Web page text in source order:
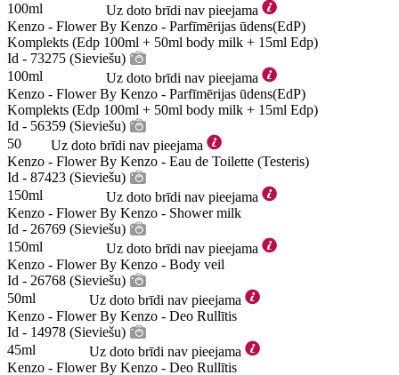
100ml
Uz doto brīdi nav pieejama
Kenzo - Flower By Kenzo - Parfīmērijas ūdens(EdP)
Komplekts (Edp 100ml + 50ml body milk + 15ml Edp)
Id - 73275 (Sieviešu)
100ml
Uz doto brīdi nav pieejama
Kenzo - Flower By Kenzo - Parfīmērijas ūdens(EdP)
Komplekts (Edp 100ml + 50ml body milk + 15ml Edp)
Id - 56359 (Sieviešu)
50
Uz doto brīdi nav pieejama
Kenzo - Flower By Kenzo - Eau de Toilette (Testeris)
Id - 87423 (Sieviešu)
150ml
Uz doto brīdi nav pieejama
Kenzo - Flower By Kenzo - Shower milk
Id - 26769 (Sieviešu)
150ml
Uz doto brīdi nav pieejama
Kenzo - Flower By Kenzo - Body veil
Id - 26768 (Sieviešu)
50ml
Uz doto brīdi nav pieejama
Kenzo - Flower By Kenzo - Deo Rullītis
Id - 14978 (Sieviešu)
45ml
Uz doto brīdi nav pieejama
Kenzo - Flower By Kenzo - Deo Rullītis